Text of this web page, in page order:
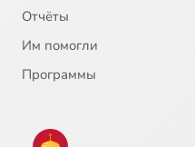
Отчёты
Им помогли
Программы